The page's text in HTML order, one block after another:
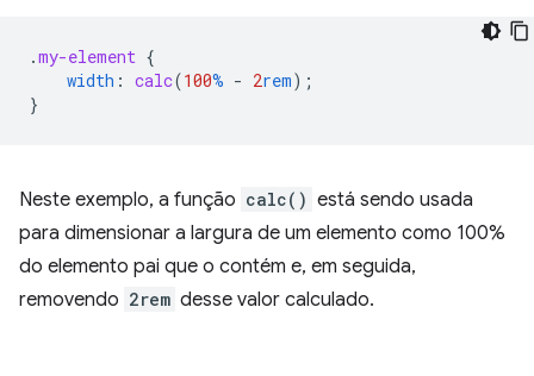
.my-element {
width : calc(100% - 2rem);
}
Neste exemplo, a função calc() está sendo usada
para dimensionar a largura de um elemento como 100%
do elemento pai que o contém e, em seguida,
removendo 2rem desse valor calculado.